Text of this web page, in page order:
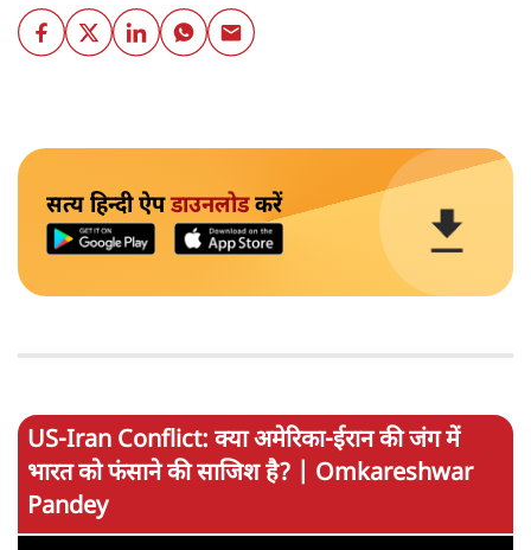
सत्य हिन्दी ऐपडाउनलोडकरें
US-Iran Conflict: क्या अमेरिका-ईरान की जंग में
भारत को फंसाने की साजिश है? | Omkareshwar
Pandey